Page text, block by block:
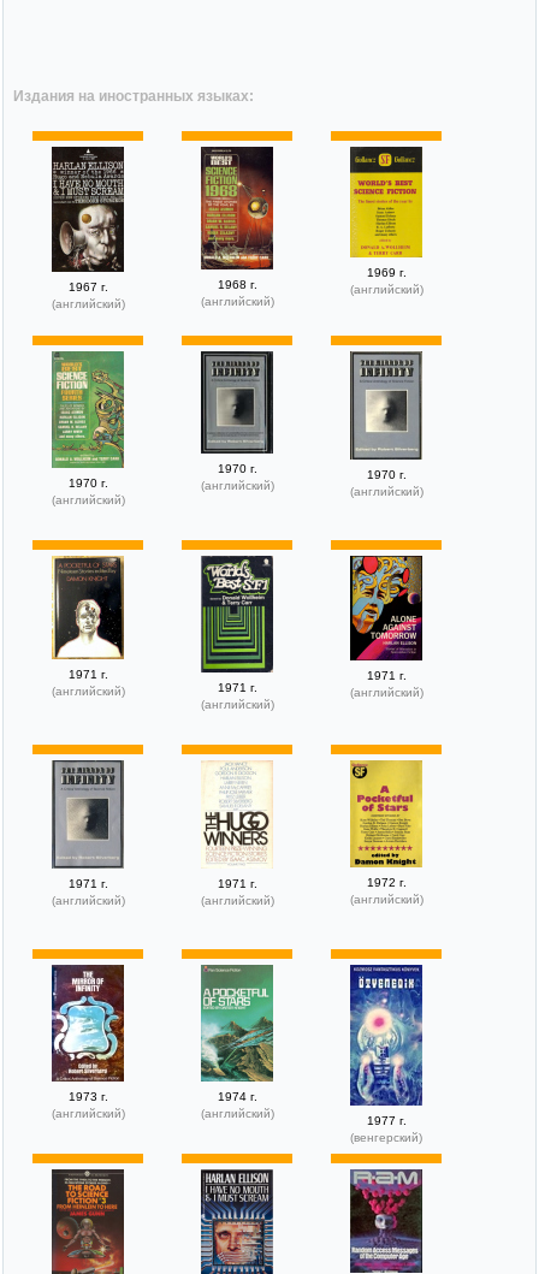
Издания на иностранных языках:
1967 г.
(английский)
1968 г.
(английский)
1969 г.
(английский)
1970 г.
(английский)
1970 г.
(английский)
1970 г.
(английский)
1971 г.
(английский)
1971 г.
(английский)
1971 г.
(английский)
1971 г.
(английский)
1971 г.
(английский)
1972 г.
(английский)
1973 г.
(английский)
1974 г.
(английский)
1977 г.
(венгерский)